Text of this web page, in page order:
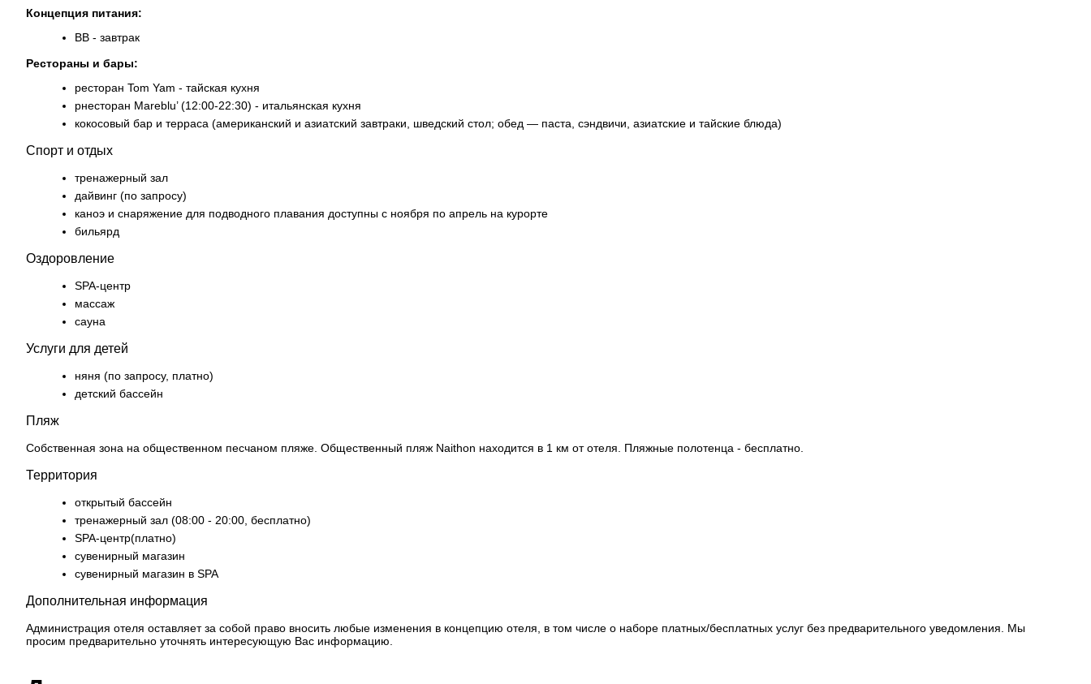
Концепция питания:
BB - завтрак
Рестораны и бары:
ресторан Tom Yam - тайская кухня
рнесторан Mareblu’ (12:00-22:30) - итальянская кухня
кокосовый бар и терраса (американский и азиатский завтраки, шведский стол; обед — паста, сэндвичи, азиатские и тайские блюда)
Спорт и отдых
тренажерный зал
дайвинг (по запросу)
каноэ и снаряжение для подводного плавания доступны с ноября по апрель на курорте
бильярд
Оздоровление
SPA-центр
массаж
сауна
Услуги для детей
няня (по запросу, платно)
детский бассейн
Пляж
Собственная зона на общественном песчаном пляже. Общественный пляж Naithon находится в 1 км от отеля. Пляжные полотенца - бесплатно.
Территория
открытый бассейн
тренажерный зал (08:00 - 20:00, бесплатно)
SPA-центр(платно)
сувенирный магазин
сувенирный магазин в SPA
Дополнительная информация
Администрация отеля оставляет за собой право вносить любые изменения в концепцию отеля, в том числе о наборе платных/бесплатных услуг без предварительного уведомления. Мы
просим предварительно уточнять интересующую Вас информацию.